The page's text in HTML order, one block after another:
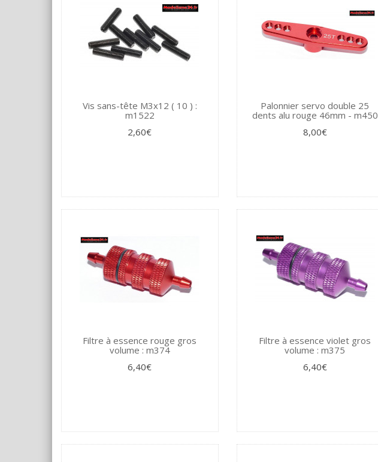
Vis sans-tête M3x12 ( 10 ) :
m1522
2,60€
Palonnier servo double 25
dents alu rouge 46mm - m450
8,00€
Filtre à essence rouge gros
volume : m374
6,40€
Filtre à essence violet gros
volume : m375
6,40€